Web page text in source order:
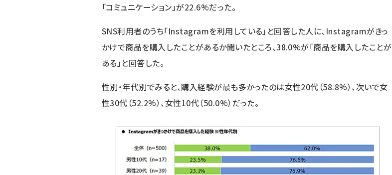
「コミュニケーション」が22.6%だった。
SNS利用者のうち「Instagramを利用している」と回答した人に、Instagramがきっ
かけで商品を購入したことがあるか聞いたところ、38.0%が「商品を購入したことが
ある」と回答した。
性別・年代別でみると、購入経験が最も多かったのは女性20代（58.8%）、次いで女
性30代（52.2%）、女性10代（50.0%）だった。